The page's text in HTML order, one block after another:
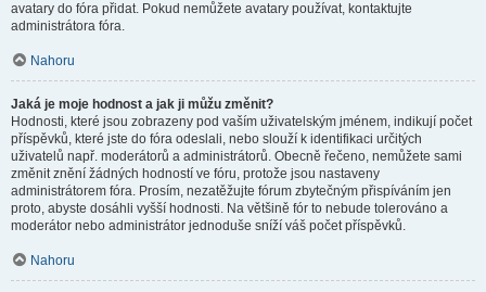
avatary do fóra přidat. Pokud nemůžete avatary používat, kontaktujte
administrátora fóra.
Nahoru
Jaká je moje hodnost a jak ji můžu změnit?
Hodnosti, které jsou zobrazeny pod vaším uživatelským jménem, indikují počet
příspěvků, které jste do fóra odeslali, nebo slouží k identifikaci určitých
uživatelů např. moderátorů a administrátorů. Obecně řečeno, nemůžete sami
změnit znění žádných hodností ve fóru, protože jsou nastaveny
administrátorem fóra. Prosím, nezatěžujte fórum zbytečným přispíváním jen
proto, abyste dosáhli vyšší hodnosti. Na většině fór to nebude tolerováno a
moderátor nebo administrátor jednoduše sníží váš počet příspěvků.
Nahoru